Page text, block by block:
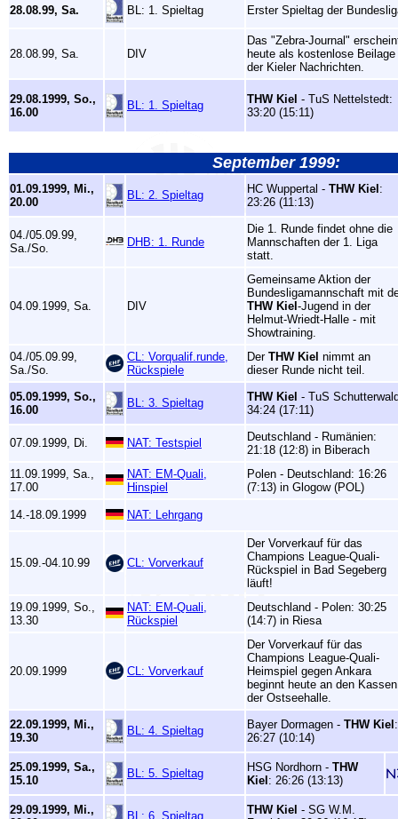
28.08.99, Sa. BL: 1. Spieltag Erster Spieltag der
28.08.99, Sa. DIV
Das "Zebra-Journal"
heute als kostenlose Beilage
der Kieler Nachrichten.
29.08.1999, So.,
16.00
BL: 1. Spieltag THW Kiel - TuS Nettelstedt:
33:20 (15:11)
September 1999:
01.09.1999, Mi.,
20.00
BL: 2. Spieltag HC Wuppertal - THW Kiel :
23:26 (11:13)
04./05.09.99,
Sa./So.
DHB: 1. Runde
Die 1. Runde findet ohne die
Mannschaften der 1. Liga
statt.
04.09.1999, Sa. DIV
Gemeinsame Aktion der
Bundesligamannschaft mit
THW Kiel -Jugend in der
Helmut-Wriedt-Halle - mit
Showtraining.
04./05.09.99,
Sa./So.
CL: Vorqualif.runde,
Rückspiele
Der THW Kiel nimmt an
dieser Runde nicht teil.
05.09.1999, So.,
16.00
BL: 3. Spieltag THW Kiel - TuS
34:24 (17:11)
07.09.1999, Di. NAT: Testspiel
Deutschland - Rumänien:
21:18 (12:8) in Biberach
11.09.1999, Sa.,
17.00
NAT: EM-Quali,
Hinspiel
Polen - Deutschland: 16:26
(7:13) in Glogow (POL)
14.-18.09.1999 NAT: Lehrgang
15.09.-04.10.99 CL: Vorverkauf
Der Vorverkauf für das
Champions League-Quali-
Rückspiel in Bad Segeberg
läuft!
19.09.1999, So.,
13.30
NAT: EM-Quali,
Rückspiel
Deutschland - Polen: 30:25
(14:7) in Riesa
20.09.1999 CL: Vorverkauf
Der Vorverkauf für das
Champions League-Quali-
Heimspiel gegen Ankara
beginnt heute an den Kassen
der Ostseehalle.
22.09.1999, Mi.,
19.30
BL: 4. Spieltag Bayer Dormagen - THW Kiel :
26:27 (10:14)
25.09.1999, Sa.,
15.10
BL: 5. Spieltag HSG Nordhorn - THW
Kiel : 26:26 (13:13)
29.09.1999, Mi.,
BL: 6. Spieltag THW Kiel - SG W.M.